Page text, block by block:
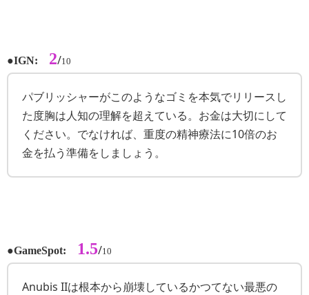
●IGN: 2/10
パブリッシャーがこのようなゴミを本気でリリースし
た度胸は人知の理解を超えている。お金は大切にして
ください。でなければ、重度の精神療法に10倍のお
金を払う準備をしましょう。
●GameSpot: 1.5/10
Anubis IIは根本から崩壊しているかつてない最悪の